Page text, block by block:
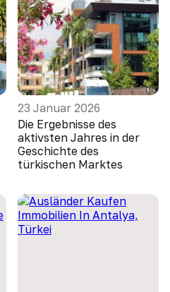
23 Januar 2026
Die Ergebnisse des
aktivsten Jahres in der
Geschichte des
türkischen Marktes